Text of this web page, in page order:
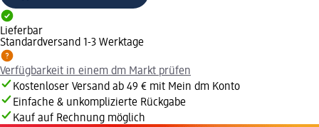
Lieferbar
Standardversand 1-3 Werktage
Verfügbarkeit in einem dm Markt prüfen
Kostenloser Versand ab 49 € mit Mein dm Konto
Einfache & unkomplizierte Rückgabe
Kauf auf Rechnung möglich